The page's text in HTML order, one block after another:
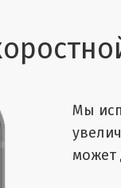
Мы
может